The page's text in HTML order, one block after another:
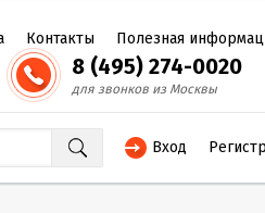
Контакты Полезная
8 (495) 274-0020
для звонков из Москвы
Вход